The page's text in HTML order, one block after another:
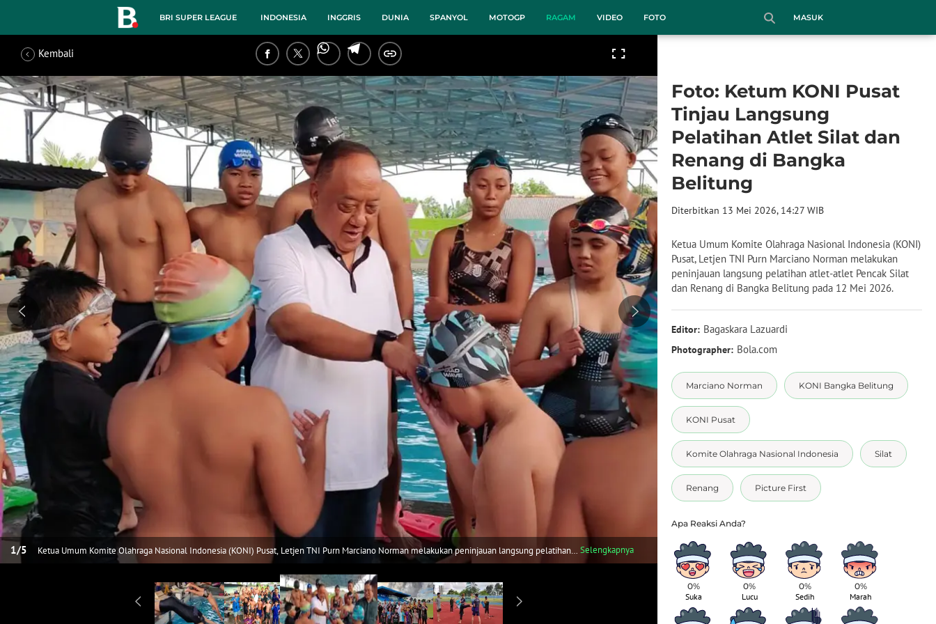
BRI SUPER LEAGUE INDONESIA INGGRIS DUNIA SPANYOL MOTOGP RAGAM VIDEO FOTO MASUK
1/5
Ketua Umum Komite Olahraga Nasional Indonesia (KONI) Pusat, Letjen TNI Purn Marciano Norman melakukan peninjauan langsung pelatihan
atlet-atlet Pencak Silat dan Renang di Bangka Belitung pada 12 Mei 2026. (Dok. KONI)
Selengkapnya /5
Dalam kunjungannya ke Stadion Depati Amir Pangkalpinang,
Bangka Belitung Ricky Kurniawan. (Dok. KONI)
Foto: Ketum KONI Pusat
Tinjau Langsung
Pelatihan Atlet Silat dan
Renang di Bangka
Belitung
Diterbitkan 13 Mei 2026, 14:27 WIB
Ketua Umum Komite Olahraga Nasional Indonesia (KONI)
Pusat, Letjen TNI Purn Marciano Norman melakukan
peninjauan langsung pelatihan atlet-atlet Pencak Silat
dan Renang di Bangka Belitung pada 12 Mei 2026.
Editor: Bagaskara Lazuardi
Photographer: Bola.com
Marciano Norman KONI Bangka Belitung
KONI Pusat
Komite Olahraga Nasional Indonesia Silat
Renang Picture First
0%
Suka
0%
Lucu
0%
Sedih
0%
Marah